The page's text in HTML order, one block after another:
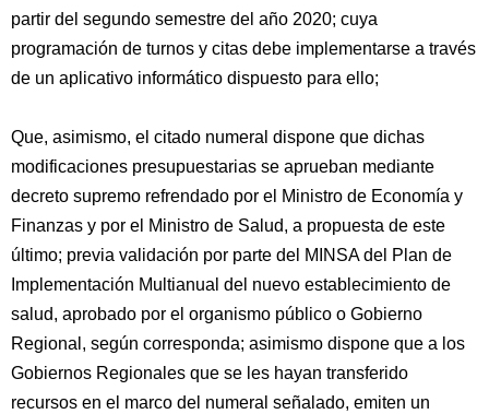
partir del segundo semestre del año 2020; cuya
programación de turnos y citas debe implementarse a través
de un aplicativo informático dispuesto para ello;
Que, asimismo, el citado numeral dispone que dichas
modificaciones presupuestarias se aprueban mediante
decreto supremo refrendado por el Ministro de Economía y
Finanzas y por el Ministro de Salud, a propuesta de este
último; previa validación por parte del MINSA del Plan de
Implementación Multianual del nuevo establecimiento de
salud, aprobado por el organismo público o Gobierno
Regional, según corresponda; asimismo dispone que a los
Gobiernos Regionales que se les hayan transferido
recursos en el marco del numeral señalado, emiten un